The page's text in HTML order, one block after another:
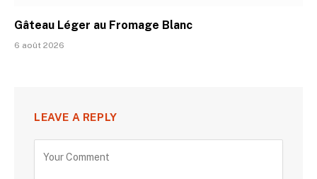
Gâteau Léger au Fromage Blanc
6 août 2026
LEAVE A REPLY